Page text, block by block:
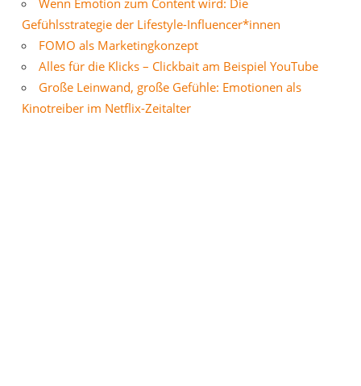
Wenn Emotion zum Content wird: Die
Gefühlsstrategie der Lifestyle-Influencer*innen
FOMO als Marketingkonzept
Alles für die Klicks – Clickbait am Beispiel YouTube
Große Leinwand, große Gefühle: Emotionen als
Kinotreiber im Netflix-Zeitalter